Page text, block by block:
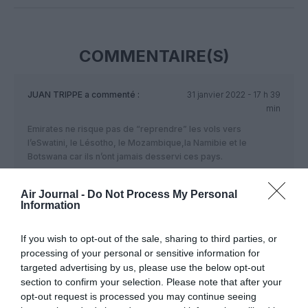
Air Journal - Do Not Process My Personal
Information
If you wish to opt-out of the sale, sharing to third parties, or
processing of your personal or sensitive information for
targeted advertising by us, please use the below opt-out
section to confirm your selection. Please note that after your
opt-out request is processed you may continue seeing
COMMENTAIRE(S)
JUAN TRIPPE a commenté :
31 janvier 2022 - 17 h 39
min
Emirates ne risque pas de “reprendre” les vols vers
l’eSwatini, le Lésotho, le Mozambique,la Namibie et le
Botswana car ils n’ont jamais desservi ces pays.
RÉPONDRE
LAISSER UN COMMENTAIRE
FAIRE UN DON